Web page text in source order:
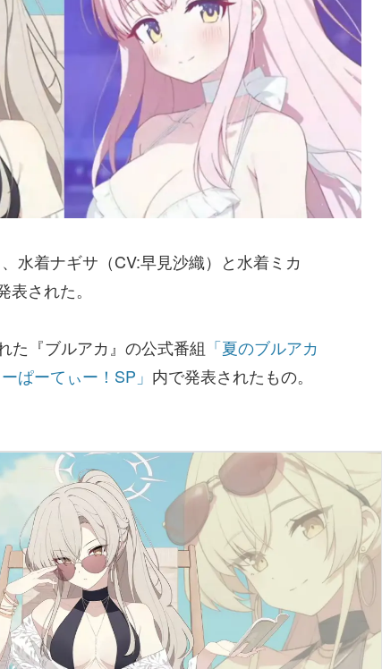
水着ナギサ（CV:早見沙織）と水着ミカ
表された。
た『ブルアカ』の公式番組 「夏のブルアカ
ぱーてぃー！SP」 内で発表されたもの。